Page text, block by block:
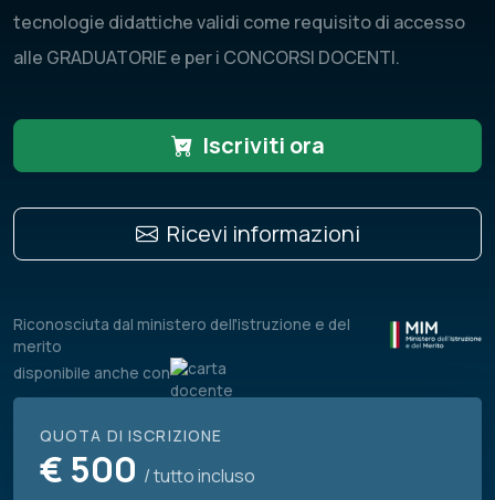
tecnologie didattiche validi come requisito di accesso
alle GRADUATORIE e per i CONCORSI DOCENTI.
Iscriviti ora
Ricevi informazioni
Riconosciuta dal ministero dell'istruzione e del
merito
disponibile anche con
QUOTA DI ISCRIZIONE
€ 500 / tutto incluso